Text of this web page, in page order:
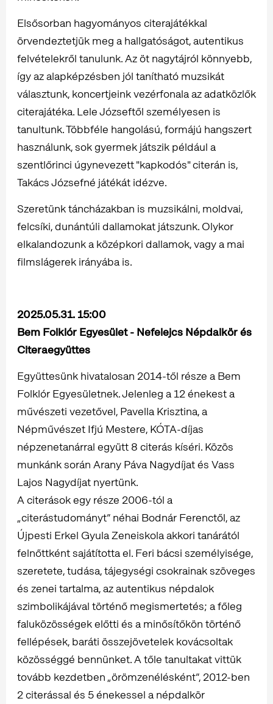
Elsősorban hagyományos citerajátékkal
örvendeztetjük meg a hallgatóságot, autentikus
felvételekről tanulunk. Az öt nagytájról könnyebb,
így az alapképzésben jól tanítható muzsikát
választunk, koncertjeink vezérfonala az adatközlők
citerajátéka. Lele Józseftől személyesen is
tanultunk. Többféle hangolású, formájú hangszert
használunk, sok gyermek játszik például a
szentlőrinci úgynevezett "kapkodós" citerán is,
Takács Józsefné játékát idézve.
Szeretünk táncházakban is muzsikálni, moldvai,
felcsíki, dunántúli dallamokat játszunk. Olykor
elkalandozunk a középkori dallamok, vagy a mai
filmslágerek irányába is.
2025.05.31. 15:00
Bem Folklór Egyesület - Nefelejcs Népdalkör és
Citeraegyüttes
Együttesünk hivatalosan 2014-től része a Bem
Folklór Egyesületnek. Jelenleg a 12 énekest a
művészeti vezetővel, Pavella Krisztina, a
Népművészet Ifjú Mestere, KÓTA-díjas
népzenetanárral együtt 8 citerás kíséri. Közös
munkánk során Arany Páva Nagydíjat és Vass
Lajos Nagydíjat nyertünk.
A citerások egy része 2006-tól a
„citerástudományt” néhai Bodnár Ferenctől, az
Újpesti Erkel Gyula Zeneiskola akkori tanárától
felnőttként sajátította el. Feri bácsi személyisége,
szeretete, tudása, tájegységi csokrainak szöveges
és zenei tartalma, az autentikus népdalok
szimbolikájával történő megismertetés; a főleg
faluközösségek előtti és a minősítőkön történő
fellépések, baráti összejövetelek kovácsoltak
közösséggé bennünket. A tőle tanultakat vittük
tovább kezdetben „örömzenélésként”, 2012-ben
2 citerással és 5 énekessel a népdalkör